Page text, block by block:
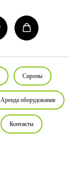
Сиропы
Аренда оборудования
Контакты